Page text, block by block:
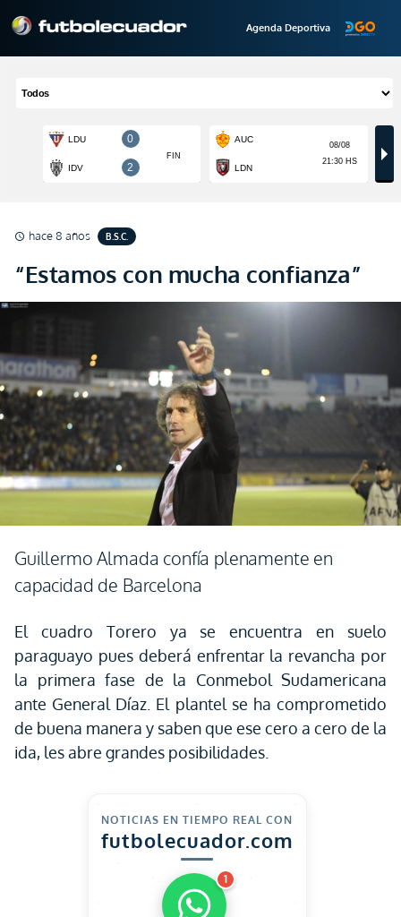
Agenda Deportiva
schedule hace 8 años B.S.C.
“Estamos con mucha confianza”
Guillermo Almada confía plenamente en
capacidad de Barcelona
El cuadro Torero ya se encuentra en suelo
paraguayo pues deberá enfrentar la revancha por
la primera fase de la Conmebol Sudamericana
ante General Díaz. El plantel se ha comprometido
de buena manera y saben que ese cero a cero de la
ida, les abre grandes posibilidades.
NOTICIAS EN TIEMPO REAL CON
futbolecuador.com
1